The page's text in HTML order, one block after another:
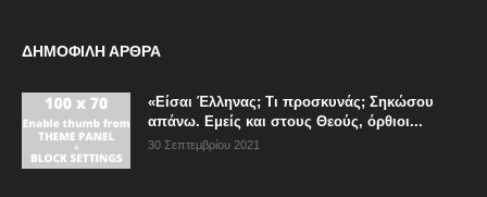
ΔΗΜΟΦΙΛΗ ΑΡΘΡΑ
«Είσαι Έλληνας; Τι προσκυνάς; Σηκώσου
απάνω. Εμείς και στους Θεούς, όρθιοι...
30 Σεπτεμβρίου 2021